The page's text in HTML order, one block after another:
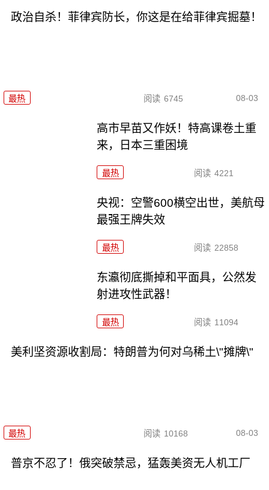
政治自杀！菲律宾防长，你这是在给菲律宾掘墓！
最热 阅读 6745 08-03
高市早苗又作妖！特高课卷土重
来，日本三重困境
最热 阅读 4221
央视：空警600横空出世，美航母
最强王牌失效
最热 阅读 22858
东瀛彻底撕掉和平面具，公然发
射进攻性武器！
最热 阅读 11094
美利坚资源收割局：特朗普为何对乌稀土\"摊牌\"
最热 阅读 10168 08-03
普京不忍了！俄突破禁忌，猛轰美资无人机工厂